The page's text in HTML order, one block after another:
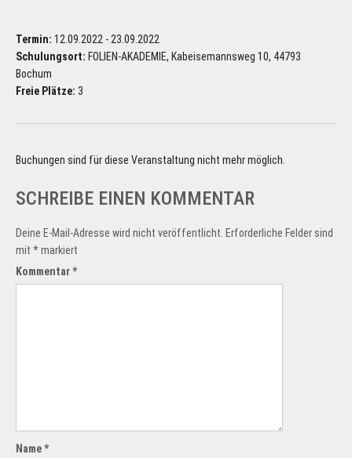
Termin: 12.09.2022 - 23.09.2022
Schulungsort: FOLIEN-AKADEMIE, Kabeisemannsweg 10, 44793
Bochum
Freie Plätze: 3
Buchungen sind für diese Veranstaltung nicht mehr möglich.
SCHREIBE EINEN KOMMENTAR
Deine E-Mail-Adresse wird nicht veröffentlicht. Erforderliche Felder sind
mit *markiert
Kommentar*
Name*